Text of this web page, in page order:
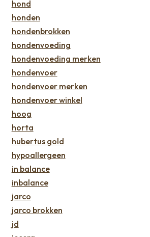
hond
honden
hondenbrokken
hondenvoeding
hondenvoeding merken
hondenvoer
hondenvoer merken
hondenvoer winkel
hoog
horta
hubertus gold
hypoallergeen
in balance
inbalance
jarco
jarco brokken
jd